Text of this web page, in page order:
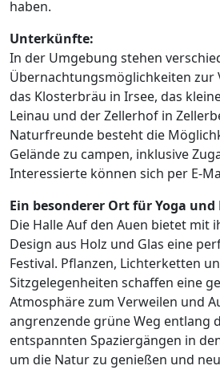
haben.
Unterkünfte:
In der Umgebung stehen
Übernachtungsmöglichkeiten
das Klosterbräu in Irsee, das
Leinau und der Zellerhof in
Naturfreunde besteht die
Gelände zu campen, inklusive
Interessierte können sich per E-
Ein besonderer Ort für Yoga und
Die Halle Auf den Auen bietet mit
Design aus Holz und Glas eine
Festival. Pflanzen, Lichterketten
Sitzgelegenheiten schaffen eine
Atmosphäre zum Verweilen und
angrenzende grüne Weg entlang
entspannten Spaziergängen in
um die Natur zu genießen und